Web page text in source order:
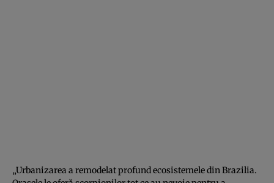
„Urbanizarea a remodelat profund ecosistemele din Brazilia.